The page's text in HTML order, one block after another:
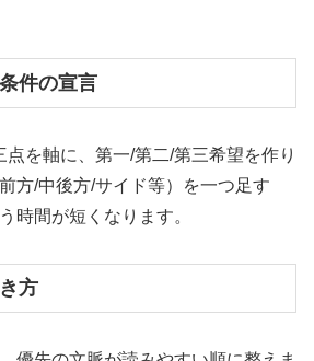
件の宣言
を軸に、第一/第二/第三希望を作り
方/中後方/サイド等）を一つ足す
時間が短くなります。
方